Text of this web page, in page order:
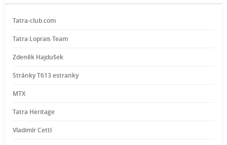
Tatra-club.com
Tatra Loprais Team
Zdeněk Hajdušek
Stránky T613 estranky
MTX
Tatra Heritage
Vladimír Cettl